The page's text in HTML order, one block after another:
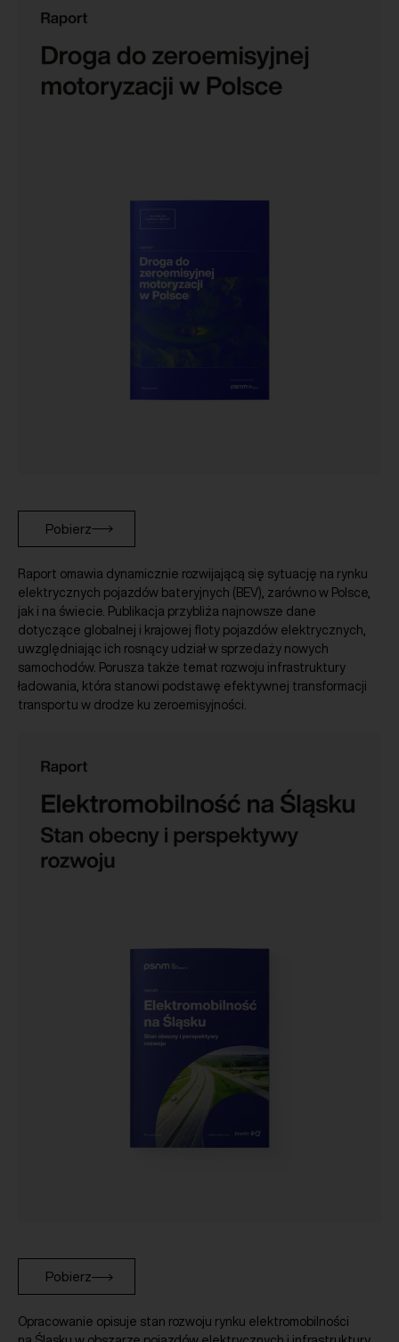
Pobierz
Raport omawia dynamicznie rozwijającą się sytuację na rynku
elektrycznych pojazdów bateryjnych (BEV), zarówno w Polsce,
jak i na świecie. Publikacja przybliża najnowsze dane
dotyczące globalnej i krajowej floty pojazdów elektrycznych,
uwzględniając ich rosnący udział w sprzedaży nowych
samochodów. Porusza także temat rozwoju infrastruktury
ładowania, która stanowi podstawę efektywnej transformacji
transportu w drodze ku zeroemisyjności.
Pobierz
Opracowanie opisuje stan rozwoju rynku elektromobilności